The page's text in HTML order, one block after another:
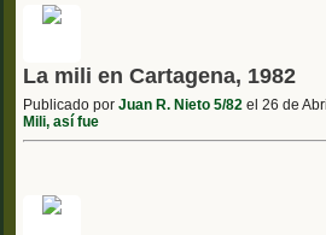
La mili en Cartagena, 1982
Publicado por Juan R. Nieto 5/82 el 26 de
Mili, así fue